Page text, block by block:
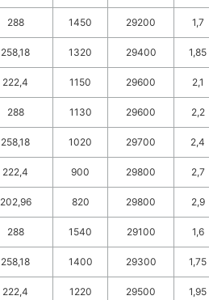
288 1450 29200 1,7
258,18 1320 29400 1,85
222,4 1150 29600 2,1
288 1130 29600 2,2
258,18 1020 29700 2,4
222,4 900 29800 2,7
202,96 820 29800 2,9
288 1540 29100 1,6
258,18 1400 29300 1,75
222,4 1220 29500 1,95